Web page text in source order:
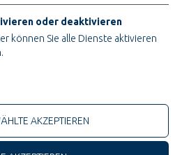
ZERTIFIKATE
Holding GmbH
oder deaktivieren
können Sie alle Dienste aktivieren
AKZEPTIEREN